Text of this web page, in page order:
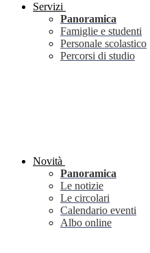
Servizi
Panoramica
Famiglie e studenti
Personale scolastico
Percorsi di studio
Novità
Panoramica
Le notizie
Le circolari
Calendario eventi
Albo online